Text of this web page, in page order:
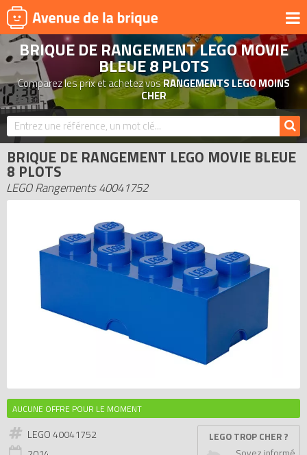
UNIVERS
PRODUITS DÉRIVÉS
NOUVEAUTÉS
LEGO 2026
BONS PLANS
ASSOCIATIONS DE FANS
EXPOSITIONS LEGO
LEGO LES PLUS CHERS
DERNIERS LEGO AJOUTÉS
BRIQUE DE RANGEMENT LEGO MOVIE
BLEUE 8 PLOTS
Comparez les prix et achetez vosRANGEMENTS LEGO MOINS
CHER
BRIQUE DE RANGEMENT LEGO MOVIE BLEUE
8 PLOTS
LEGO Rangements 40041752
AUCUNE OFFRE POUR LE MOMENT
LEGO 40041752
LEGO TROP CHER ?